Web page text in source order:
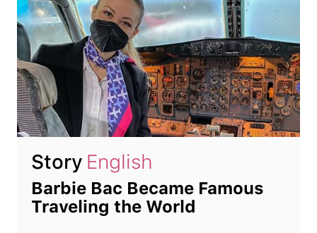
Story English
Barbie Bac Became Famous
Traveling the World